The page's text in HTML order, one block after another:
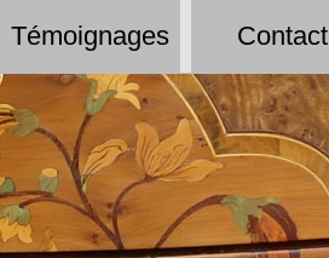
Témoignages Contact